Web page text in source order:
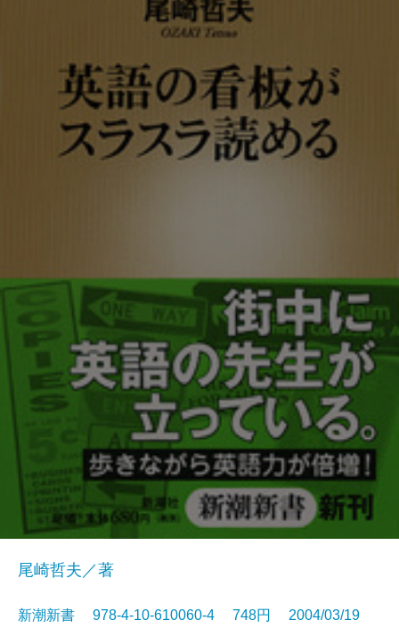
尾崎哲夫／著
新潮新書 978-4-10-610060-4 748円 2004/03/19